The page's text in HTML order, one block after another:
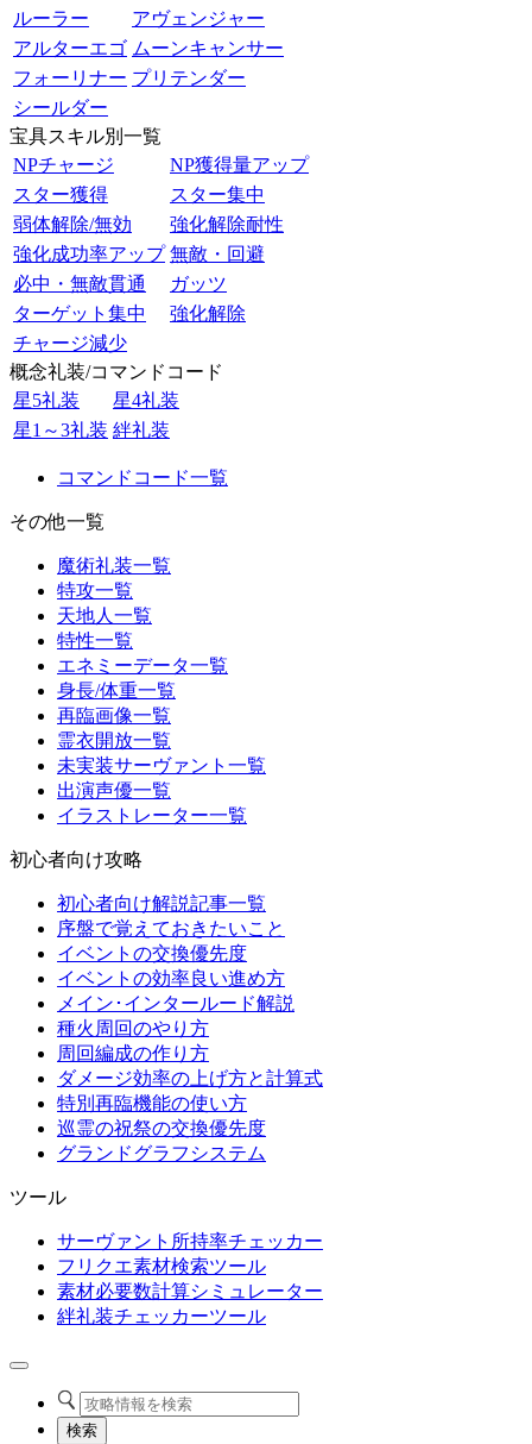
ルーラー
アヴェンジャー
アルターエゴ ムーンキャンサー
フォーリナー プリテンダー
シールダー
宝具スキル別一覧
NPチャージ
NP獲得量アップ
スター獲得
スター集中
弱体解除/無効
強化解除耐性
強化成功率アップ 無敵・回避
必中・無敵貫通
ガッツ
ターゲット集中
強化解除
チャージ減少
概念礼装/コマンドコード
星5礼装
星4礼装
星1～3礼装 絆礼装
コマンドコード一覧
その他一覧
魔術礼装一覧
特攻一覧
天地人一覧
特性一覧
エネミーデータ一覧
身長/体重一覧
再臨画像一覧
霊衣開放一覧
未実装サーヴァント一覧
出演声優一覧
イラストレーター一覧
初心者向け攻略
初心者向け解説記事一覧
序盤で覚えておきたいこと
イベントの交換優先度
イベントの効率良い進め方
メイン･インタールード解説
種火周回のやり方
周回編成の作り方
ダメージ効率の上げ方と計算式
特別再臨機能の使い方
巡霊の祝祭の交換優先度
グランドグラフシステム
ツール
サーヴァント所持率チェッカー
フリクエ素材検索ツール
素材必要数計算シミュレーター
絆礼装チェッカーツール
検索